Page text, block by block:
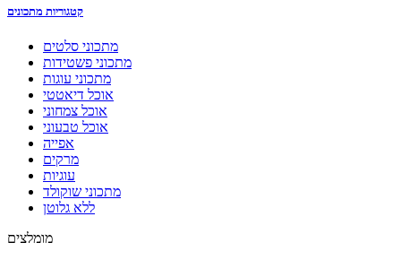
קטגוריות מתכונים
מתכוני סלטים
מתכוני פשטידות
מתכוני עוגות
אוכל דיאטטי
אוכל צמחוני
אוכל טבעוני
אפייה
מרקים
עוגיות
מתכוני שוקולד
ללא גלוטן
מומלצים